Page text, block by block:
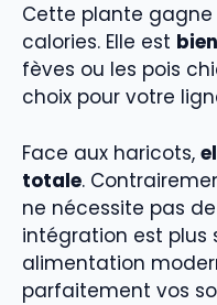
Cette plante gagne
calories. Elle est
fèves ou les pois
choix pour votre
Face aux haricots,
totale.
ne nécessite pas
intégration est plus
alimentation
parfaitement vos